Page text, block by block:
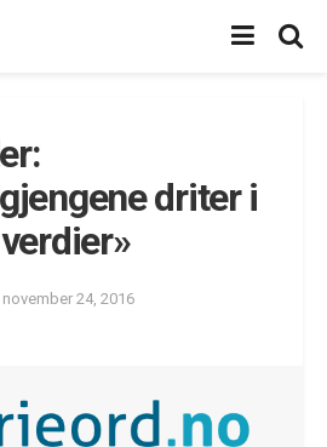
driter i
november 24, 2016